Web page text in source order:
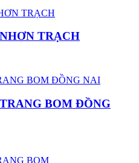
TRẠCH
BOM ĐỒNG